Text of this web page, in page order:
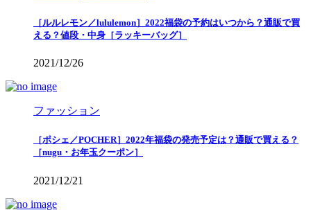
［ルルレモン／lululemon］2022福袋の予約はいつから？通販で買
える？値段・中身［ラッキーバッグ］
2021/12/26
ファッション
［ポシェ／POCHER］2022年福袋の発売予定は？通販で買える？
［nugu・お年玉クーポン］
2021/12/21